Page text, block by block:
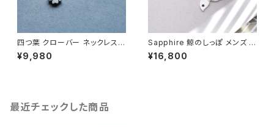
四つ葉 クローバー ネックレス
シルバー925 メンズ ユニセック
ス
¥9,980
Sapphire 鯨のしっぽ メンズ ネ
ックレス シルバー925
¥16,800
最近チェックした商品